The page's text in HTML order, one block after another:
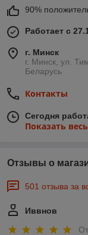
90%
Работает с
г. Минск
г. Минск, ул.
Беларусь
Контакты
Сегодня
Показать
Отзывы о
501 отзыва за
Иввнов